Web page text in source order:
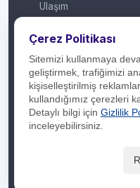
Ulaşım
Yapı Marketi
Yurt Dışı / Duty Free
Hakkımızda
İletişim
Çerez Politikası
Sitemizi kullanmaya
geliştirmek, trafiğimizi
kişiselleştirilmiş
kullandığımız çerezleri
Detaylı bilgi için Gizlilik
inceleyebilirsiniz.